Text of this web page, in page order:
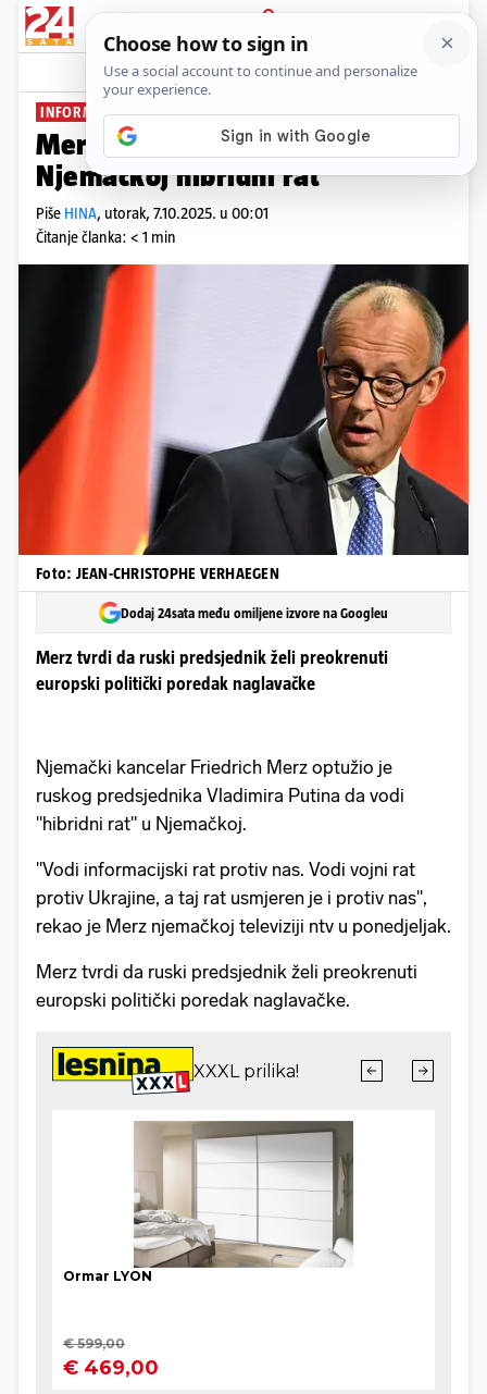
PRIJAVA
News Komentari
INFORMACIJSKI RAT
Merz optužio Putina: 'On vodi u
Njemačkoj hibridni rat'
Piše HINA, utorak, 7.10.2025. u 00:01
Čitanje članka: < 1 min
Foto: JEAN-CHRISTOPHE VERHAEGEN
Dodaj 24sata među omiljene izvore na Googleu
Merz tvrdi da ruski predsjednik želi preokrenuti
europski politički poredak naglavačke
Njemački kancelar Friedrich Merz optužio je
ruskog predsjednika Vladimira Putina da vodi
"hibridni rat" u Njemačkoj.
"Vodi informacijski rat protiv nas. Vodi vojni rat
protiv Ukrajine, a taj rat usmjeren je i protiv nas",
rekao je Merz njemačkoj televiziji ntv u ponedjeljak.
Merz tvrdi da ruski predsjednik želi preokrenuti
europski politički poredak naglavačke.